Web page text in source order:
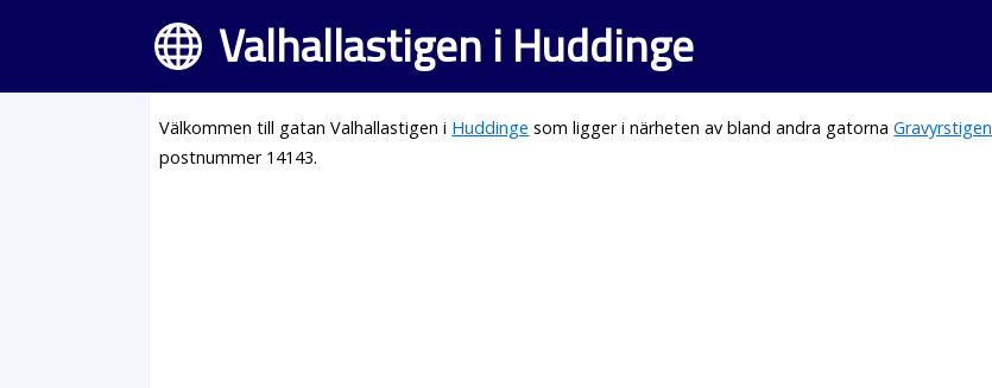
Valhallastigen i Huddinge
Välkommen till gatan Valhallastigen i Huddinge som ligger i närheten av bland andra gatornaGravyrstigen
postnummer 14143.